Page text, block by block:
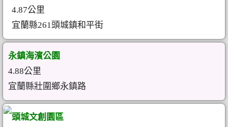
4.87公里
宜蘭縣261頭城鎮和平街
永鎮海濱公園
4.88公里
宜蘭縣壯圍鄉永鎮路
頭城文創園區